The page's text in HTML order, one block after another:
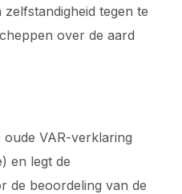
tegen te
over de aard
oude VAR-verklaring
en legt de
de beoordeling van de